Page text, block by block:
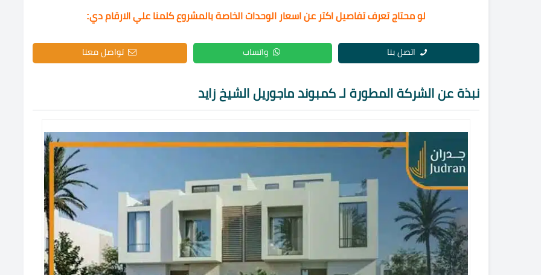
لو محتاج تعرف تفاصيل اكتر عن اسعار الوحدات الخاصة بالمشروع كلمنا علي الارقام دي:
اتصل بنا واتساب تواصل معنا
نبذة عن الشركة المطورة لـ كمبوند ماجوريل الشيخ زايد